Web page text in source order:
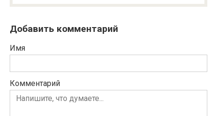
Добавить комментарий
Имя
Комментарий